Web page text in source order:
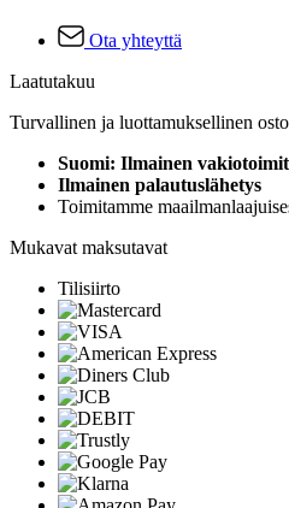
Ota yhteyttä
Laatutakuu
Turvallinen ja luottamuksellinen
Suomi: Ilmainen
Ilmainen palautuslähetys
Toimitamme
Mukavat maksutavat
Tilisiirto